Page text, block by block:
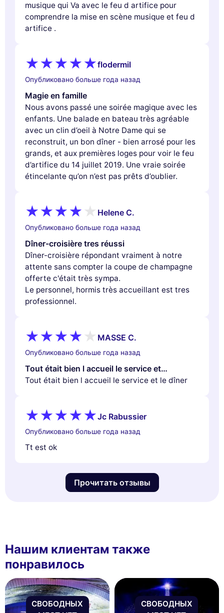
musique qui Va avec le feu d artifice pour
comprendre la mise en scène musique et feu d
artifice .
flodermil
Опубликовано больше года назад
Magie en famille
Nous avons passé une soirée magique avec les
enfants. Une balade en bateau très agréable
avec un clin d’oeil à Notre Dame qui se
reconstruit, un bon dîner - bien arrosé pour les
grands, et aux premières loges pour voir le feu
d’artifice du 14 juillet 2019. Une vraie soirée
étincelante qu’on n’est pas prêts d’oublier.
Helene C.
Опубликовано больше года назад
Dîner-croisière tres réussi
Dîner-croisière répondant vraiment à notre
attente sans compter la coupe de champagne
offerte c'était très sympa.
Le personnel, hormis très accueillant est tres
professionnel.
MASSE C.
Опубликовано больше года назад
Tout était bien l accueil le service et…
Tout était bien l accueil le service et le dîner
Jc Rabussier
Опубликовано больше года назад
Tt est ok
Прочитать отзывы
Нашим клиентам также
понравилось
СВОБОДНЫХ
СВОБОДНЫХ